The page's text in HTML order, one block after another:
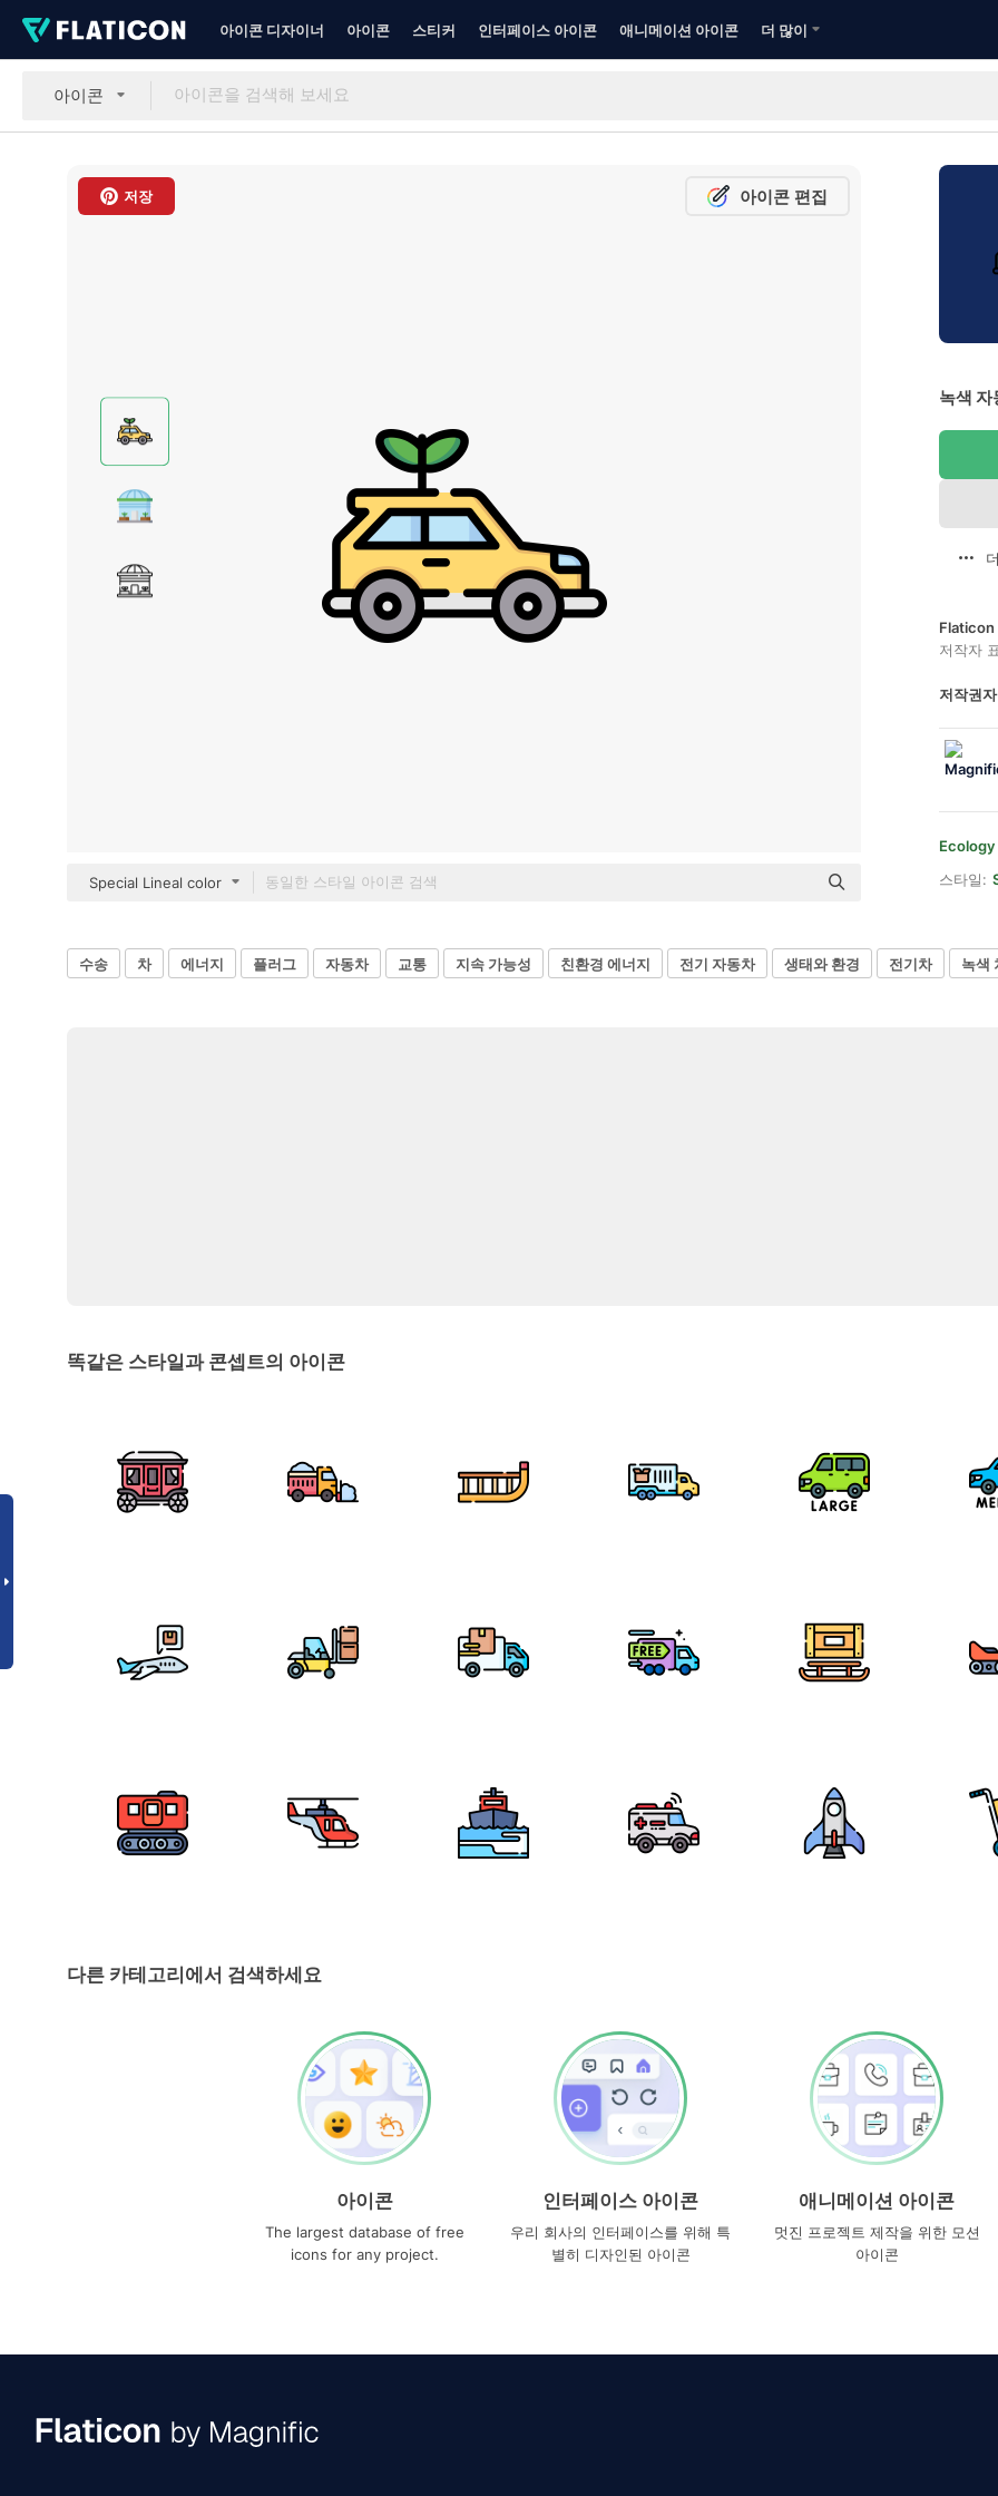
아이콘 디자이너 아이콘 스티커 인터페이스 아이콘 애니메이션 아이콘 더 많이
아이콘
저장 아이콘 편집
Special Lineal color
녹색 자
Flaticon
저작자
저작권
Ecology
스타일:
수송 차 에너지 플러그 자동차 교통 지속 가능성 친환경 에너지 전기 자동차 생태와 환경 전기차 녹색
똑같은 스타일과 콘셉트의 아이콘
다른 카테고리에서 검색하세요
아이콘
The largest database of free
icons for any project.
인터페이스 아이콘
우리 회사의 인터페이스를 위해 특
별히 디자인된 아이콘
애니메이션 아이콘
멋진 프로젝트 제작을 위한 모션
아이콘